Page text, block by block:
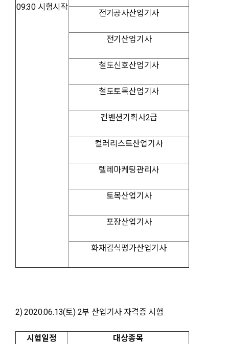
09:30 시험시작
전기공사산업기사
전기산업기사
철도신호산업기사
철도토목산업기사
컨벤션기획사2급
컬러리스트산업기사
텔레마케팅관리사
토목산업기사
포장산업기사
화재감식평가산업기사
2) 2020.06.13(토) 2부 산업기사 자격증 시험
시험일정 대상종목